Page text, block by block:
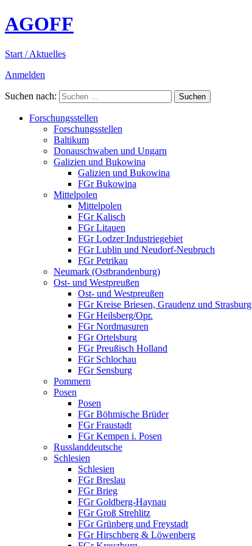
AGOFF
Start / Aktuelles
Anmelden
Suchen nach:
Forschungsstellen
Forschungsstellen
Baltikum
Donauschwaben und Ungarn
Galizien und Bukowina
Galizien und Bukowina
FGr Bukowina
Mittelpolen
Mittelpolen
FGr Kalisch
FGr Litauen
FGr Lodzer Industriegebiet
FGr Lublin und Neudorf-Neubruch
FGr Petrikau
Neumark (Ostbrandenburg)
Ost- und Westpreußen
Ost- und Westpreußen
FGr Kreise Briesen, Graudenz und Strasburg
FGr Heilsberg/Opr.
FGr Nordmasuren
FGr Ortelsburg
FGr Preußisch Holland
FGr Schlochau
FGr Sensburg
Pommern
Posen
Posen
FGr Böhmische Brüder
FGr Fraustadt
FGr Kempen i. Posen
Russlanddeutsche
Schlesien
Schlesien
FGr Breslau
FGr Brieg
FGr Goldberg-Haynau
FGr Groß Strehlitz
FGr Grünberg und Freystadt
FGr Hirschberg & Löwenberg